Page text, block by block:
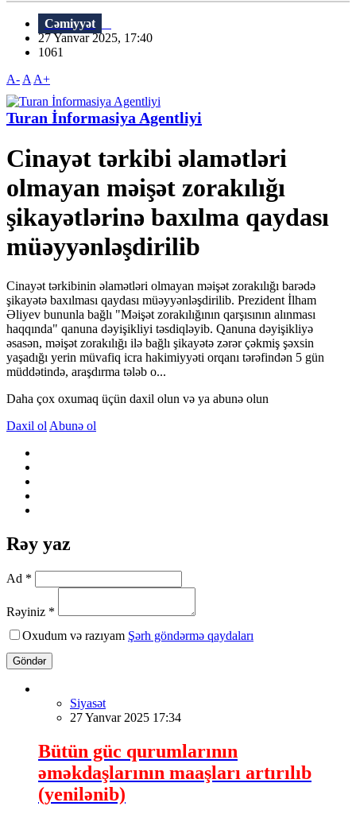
Cəmiyyət
27 Yanvar 2025, 17:40
1061
A- A A+
Turan İnformasiya Agentliyi
Cinayət tərkibi əlamətləri
olmayan məişət zorakılığı
şikayətlərinə baxılma qaydası
müəyyənləşdirilib
Cinayət tərkibinin əlamətləri olmayan məişət zorakılığı barədə
şikayətə baxılması qaydası müəyyənləşdirilib. Prezident İlham
Əliyev bununla bağlı "Məişət zorakılığının qarşısının alınması
haqqında" qanuna dəyişikliyi təsdiqləyib. Qanuna dəyişikliyə
əsasən, məişət zorakılığı ilə bağlı şikayətə zərər çəkmiş şəxsin
yaşadığı yerin müvafiq icra hakimiyyəti orqanı tərəfindən 5 gün
müddətində, araşdırma tələb o...
Daha çox oxumaq üçün daxil olun və ya abunə olun
Daxil ol Abunə ol
Rəy yaz
Ad *
Rəyiniz *
Oxudum və razıyam Şərh göndərmə qaydaları
Göndər
Siyasət
27 Yanvar 2025 17:34
Bütün güc qurumlarının
əməkdaşlarının maaşları artırılıb
(yenilənib)